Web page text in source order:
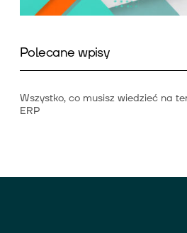
Polecane wpisy
Wszystko, co musisz wiedzieć na
ERP